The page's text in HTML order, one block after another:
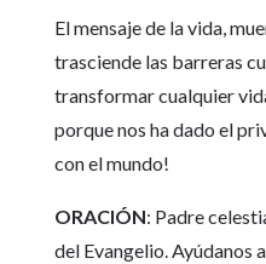
El mensaje de la vida,
trasciende las barreras
transformar cualquier
porque nos ha dado el
con el mundo!
ORACIÓN: Padre
del Evangelio. Ayúdanos